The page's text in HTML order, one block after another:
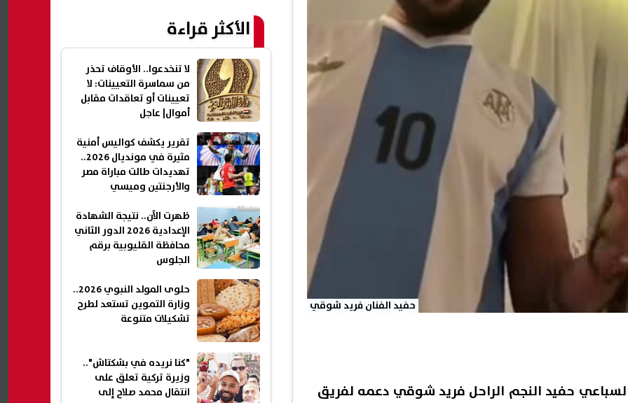
حفيد الفنان فريد شوقي
حفيد النجم الراحل فريد شوقي دعمه لفريق
الأكثر قراءة
لا تنخدعوا.. الأوقاف تحذر
من سماسرة التعيينات: لا
تعيينات أو تعاقدات مقابل
أموال| عاجل
تقرير يكشف كواليس أمنية
مثيرة في مونديال 2026..
تهديدات طالت مباراة مصر
والأرجنتين وميسي
ظهرت الآن.. نتيجة الشهادة
الإعدادية 2026 الدور الثاني
محافظة القليوبية برقم
الجلوس
حلوى المولد النبوي 2026..
وزارة التموين تستعد لطرح
تشكيلات متنوعة
"كنا نريده في بشكتاش"..
وزيرة تركية تعلق على
انتقال محمد صلاح إلى